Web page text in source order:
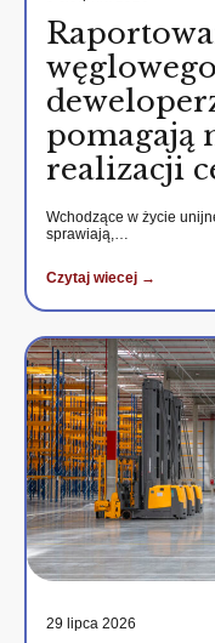
pomagają
realizacji
Wchodzące w życie
sprawiają,…
Czytaj wiecej →
29 lipca 2026